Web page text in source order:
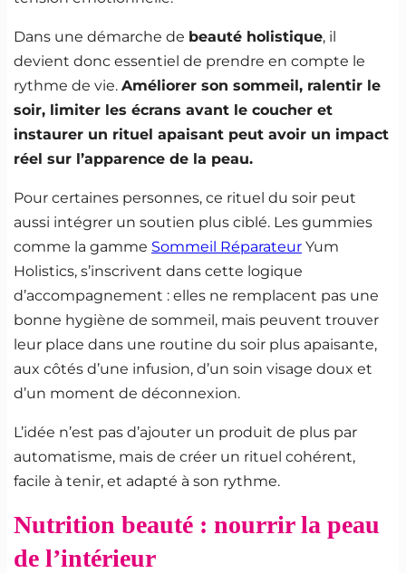
Dans une démarche de beauté holistique, il
devient donc essentiel de prendre en compte le
rythme de vie.Améliorer son sommeil, ralentir le
soir, limiter les écrans avant le coucher et
instaurer un rituel apaisant peut avoir un impact
réel sur l’apparence de la peau.
Pour certaines personnes, ce rituel du soir peut
aussi intégrer un soutien plus ciblé. Les gummies
comme la gamme Sommeil Réparateur Yum
Holistics, s’inscrivent dans cette logique
d’accompagnement : elles ne remplacent pas une
bonne hygiène de sommeil, mais peuvent trouver
leur place dans une routine du soir plus apaisante,
aux côtés d’une infusion, d’un soin visage doux et
d’un moment de déconnexion.
L’idée n’est pas d’ajouter un produit de plus par
automatisme, mais de créer un rituel cohérent,
facile à tenir, et adapté à son rythme.
Nutrition beauté : nourrir la peau
de l’intérieur